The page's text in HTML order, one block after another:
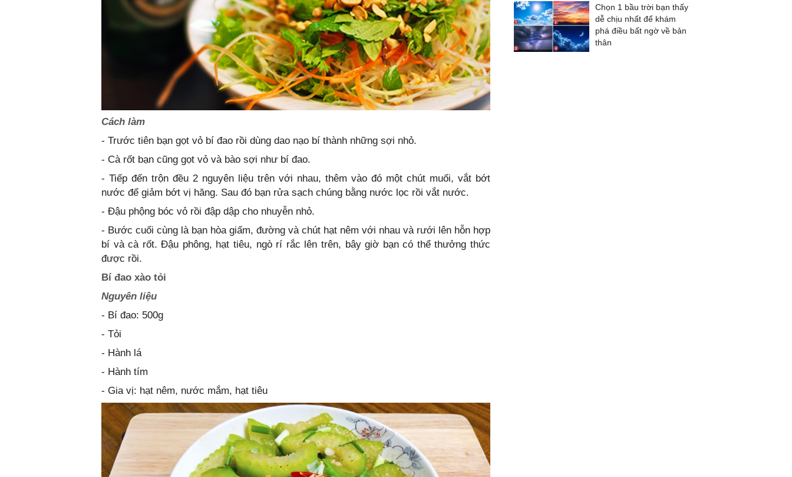
Cách làm
- Trước tiên bạn gọt vỏ bí đao rồi dùng dao nạo bí thành những sợi nhỏ.
- Cà rốt bạn cũng gọt vỏ và bào sợi như bí đao.
- Tiếp đến trộn đều 2 nguyên liệu trên với nhau, thêm vào đó một chút muối, vắt bớt
nước để giảm bớt vị hăng. Sau đó bạn rửa sạch chúng bằng nước lọc rồi vắt nước.
- Đậu phộng bóc vỏ rồi đập dập cho nhuyễn nhỏ.
- Bước cuối cùng là bạn hòa giấm, đường và chút hạt nêm với nhau và rưới lên hỗn hợp
bí và cà rốt. Đậu phông, hạt tiêu, ngò rí rắc lên trên, bây giờ bạn có thể thưởng thức
được rồi.
Bí đao xào tỏi
Nguyên liệu
- Bí đao: 500g
- Tỏi
- Hành lá
- Hành tím
- Gia vị: hạt nêm, nước mắm, hạt tiêu
Chọn 1 bầu trời bạn thấy
dễ chịu nhất để khám
phá điều bất ngờ về bản
thân